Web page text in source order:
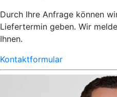
Durch Ihre Anfrage können
Liefertermin geben. Wir
Ihnen.
Kontaktformular